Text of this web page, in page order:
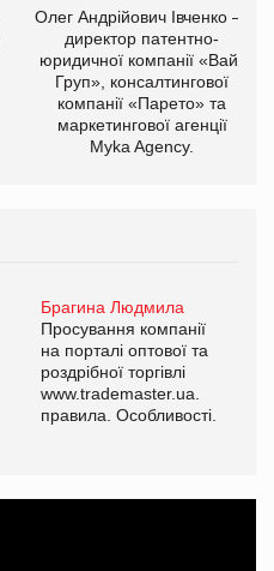
Олег Андрійович Івченко —
директор патентно-
юридичної компанії «Вайз
Груп», консалтингової
компанії «Парето» та
маркетингової агенції
Myka Agency.
Брагина Людмила
Просування компанії
на порталі оптової та
роздрібної торгівлі
www.trademaster.ua.
правила. Особливості.